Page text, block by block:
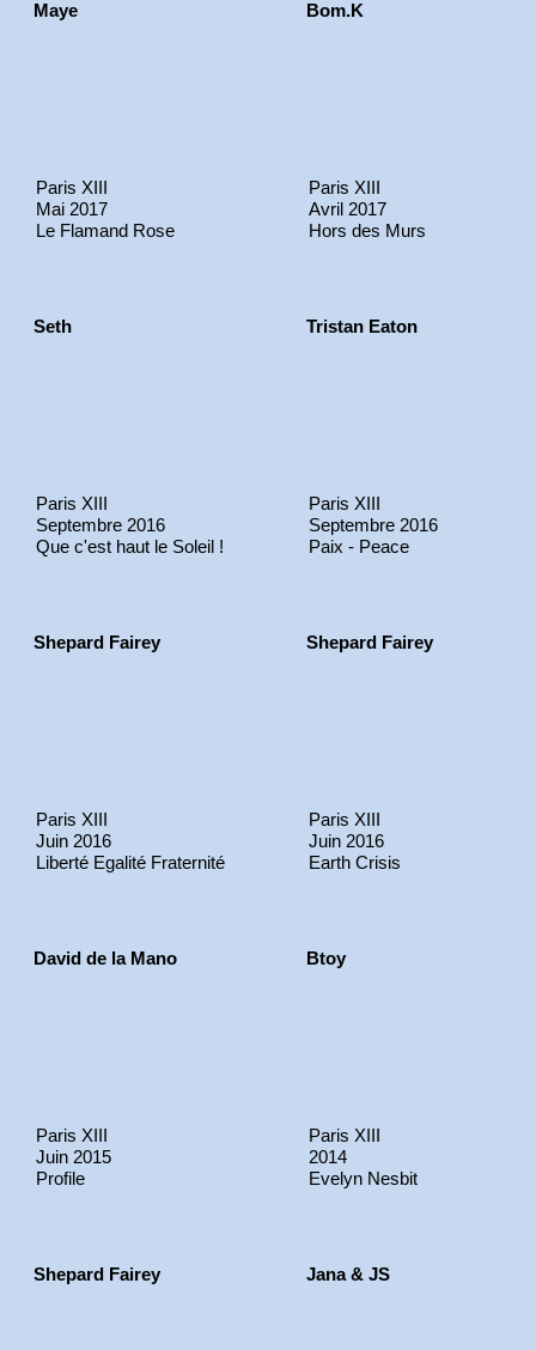
Maye
Paris XIII
Mai 2017
Le Flamand Rose
Bom.K
Paris XIII
Avril 2017
Hors des Murs
Seth
Paris XIII
Septembre 2016
Que c'est haut le Soleil !
Tristan Eaton
Paris XIII
Septembre 2016
Paix - Peace
Shepard Fairey
Paris XIII
Juin 2016
Liberté Egalité Fraternité
Shepard Fairey
Paris XIII
Juin 2016
Earth Crisis
David de la Mano
Paris XIII
Juin 2015
Profile
Btoy
Paris XIII
2014
Evelyn Nesbit
Shepard Fairey Jana & JS